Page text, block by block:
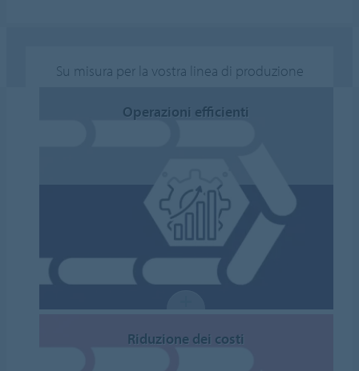
Su misura per la vostra linea di produzione
Operazioni efficienti
Riduzione dei costi